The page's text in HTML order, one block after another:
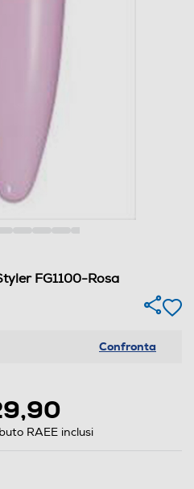
FG1100-Rosa
Confronta
RAEE inclusi